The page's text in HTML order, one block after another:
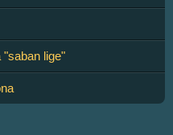
"saban lige"